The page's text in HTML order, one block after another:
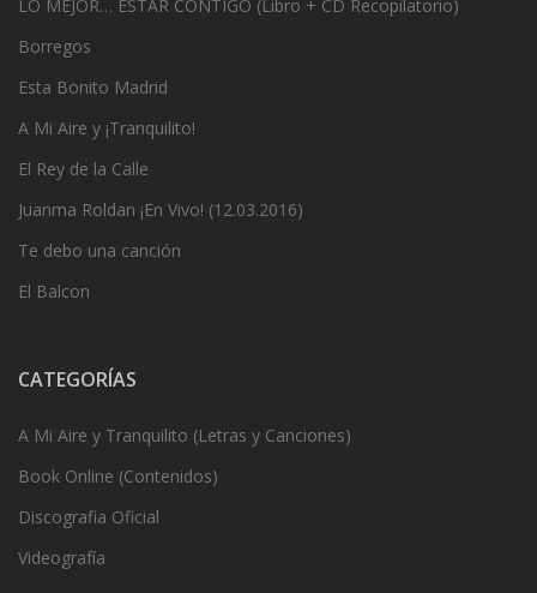
LO MEJOR… ESTAR CONTIGO (Libro + CD Recopilatorio)
Borregos
Esta Bonito Madrid
A Mi Aire y ¡Tranquilito!
El Rey de la Calle
Juanma Roldan ¡En Vivo! (12.03.2016)
Te debo una canción
El Balcon
CATEGORÍAS
A Mi Aire y Tranquilito (Letras y Canciones)
Book Online (Contenidos)
Discografia Oficial
Videografía